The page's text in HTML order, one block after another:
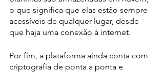
o que significa que elas estão sempre
acessíveis de qualquer lugar, desde
que haja uma conexão à internet.
Por fim, a plataforma ainda conta com
criptografia de ponta a ponta e